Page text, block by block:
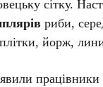
сітку.
риби,
йорж,